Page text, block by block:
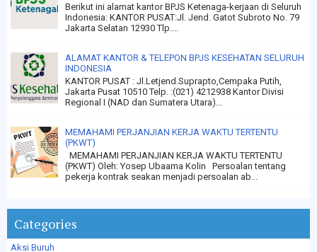
Berikut ini alamat kantor BPJS Ketenaga-kerjaan di Seluruh
Indonesia: KANTOR PUSAT:Jl. Jend. Gatot Subroto No. 79
Jakarta Selatan 12930 Tlp....
ALAMAT KANTOR & TELEPON BPJS KESEHATAN SELURUH
INDONESIA
KANTOR PUSAT : Jl.Letjend.Suprapto,Cempaka Putih,
Jakarta Pusat 10510 Telp. :(021) 4212938 Kantor Divisi
Regional I (NAD dan Sumatera Utara)...
MEMAHAMI PERJANJIAN KERJA WAKTU TERTENTU
(PKWT)
MEMAHAMI PERJANJIAN KERJA WAKTU TERTENTU
(PKWT) Oleh: Yosep Ubaama Kolin Persoalan tentang
pekerja kontrak seakan menjadi persoalan ab...
Categories
Aksi Buruh